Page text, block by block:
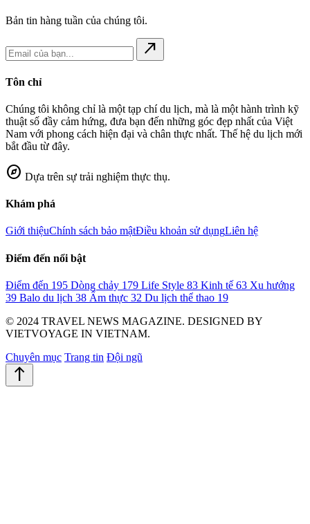
Bản tin hàng tuần của chúng tôi.
north_east
Tôn chỉ
Chúng tôi không chỉ là một tạp chí du lịch, mà là một hành trình kỹ
thuật số đầy cảm hứng, đưa bạn đến những góc đẹp nhất của Việt
Nam với phong cách hiện đại và chân thực nhất. Thế hệ du lịch mới
bắt đầu từ đây.
explore Dựa trên sự trải nghiệm thực thụ.
Khám phá
Giới thiệuChính sách bảo mậtĐiều khoản sử dụngLiên hệ
Điểm đến nổi bật
Điểm đến 195 Dòng chảy 179 Life Style 83 Kinh tế 63 Xu hướng
39 Balo du lịch 38 Ẩm thực 32 Du lịch thể thao 19
© 2024 TRAVEL NEWS MAGAZINE. DESIGNED BY
VIETVOYAGE IN VIETNAM.
Chuyên mục Trang tin Đội ngũ
north